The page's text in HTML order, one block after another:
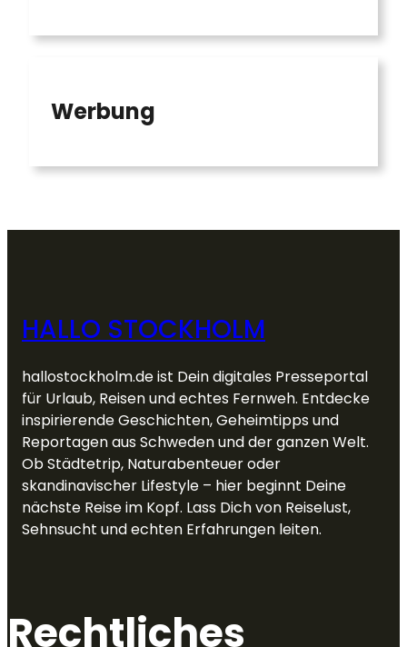
Werbung
HALLO STOCKHOLM
hallostockholm.de ist Dein digitales Presseportal
für Urlaub, Reisen und echtes Fernweh. Entdecke
inspirierende Geschichten, Geheimtipps und
Reportagen aus Schweden und der ganzen Welt.
Ob Städtetrip, Naturabenteuer oder
skandinavischer Lifestyle – hier beginnt Deine
nächste Reise im Kopf. Lass Dich von Reiselust,
Sehnsucht und echten Erfahrungen leiten.
Rechtliches